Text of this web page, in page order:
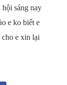
sáng nay
e ko biết e
e xin lại